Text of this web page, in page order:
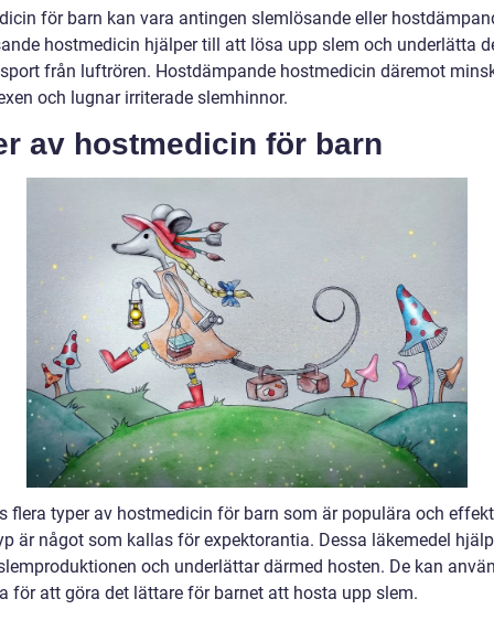
för barn kan vara antingen slemlösande eller
hostmedicin hjälper till att lösa upp slem och underlätta
från luftrören. Hostdämpande hostmedicin däremot
och lugnar irriterade slemhinnor.
av hostmedicin för barn
flera typer av hostmedicin för barn som är populära och
är något som kallas för expektorantia. Dessa läkemedel
och underlättar därmed hosten. De kan
för att göra det lättare för barnet att hosta upp slem.